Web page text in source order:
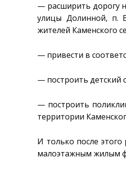
— расширить дорогу
улицы Долинной, п.
жителей Каменского
— привести в
— построить детский
— построить
территории
И только после
малоэтажным жилым